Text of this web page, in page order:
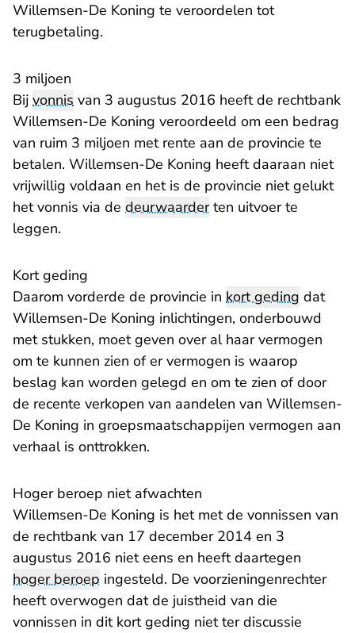
Willemsen-De Koning te veroordelen tot
terugbetaling.
3 miljoen
Bij vonnis van 3 augustus 2016 heeft de rechtbank
Willemsen-De Koning veroordeeld om een bedrag
van ruim 3 miljoen met rente aan de provincie te
betalen. Willemsen-De Koning heeft daaraan niet
vrijwillig voldaan en het is de provincie niet gelukt
het vonnis via de deurwaarderten uitvoer te
leggen.
Kort geding
Daarom vorderde de provincie in kort geding dat
Willemsen-De Koning inlichtingen, onderbouwd
met stukken, moet geven over al haar vermogen
om te kunnen zien of er vermogen is waarop
beslag kan worden gelegd en om te zien of door
de recente verkopen van aandelen van Willemsen-
De Koning in groepsmaatschappijen vermogen aan
verhaal is onttrokken.
Hoger beroep niet afwachten
Willemsen-De Koning is het met de vonnissen van
de rechtbank van 17 december 2014 en 3
augustus 2016 niet eens en heeft daartegen
hoger beroep ingesteld. De voorzieningenrechter
heeft overwogen dat de juistheid van die
vonnissen in dit kort geding niet ter discussie